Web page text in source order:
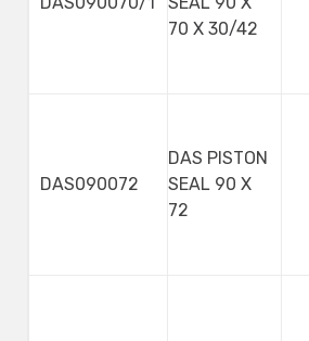
70 X 30/42
DAS090072
DAS PISTON
SEAL 90 X
72